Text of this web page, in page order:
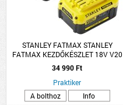
STANLEY FATMAX STANLEY
FATMAX KEZDŐKÉSZLET 18V V20
AKKUMULÁTOR RENDSZERHEZ
34 990 Ft
Praktiker
A bolthoz
Info